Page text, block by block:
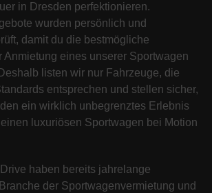
in Dresden perfektionieren.
wurden persönlich und
damit du die bestmögliche
Anmietung eines unserer Sportwagen
listen wir nur Fahrzeuge, die
entsprechen und stellen sicher,
ein wirklich unbegrenztes Erlebnis
luxuriösen Sportwagen bei Motion
haben bereits jahrelange
der Sportwagenvermietung und